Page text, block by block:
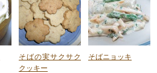
そばの実サクサク
クッキー
そばニョッキ